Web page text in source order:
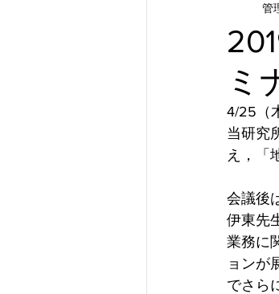
ミ
管
4/25（
当研究
え，「
会議後
伊東先
業務に
ョンが
でさら